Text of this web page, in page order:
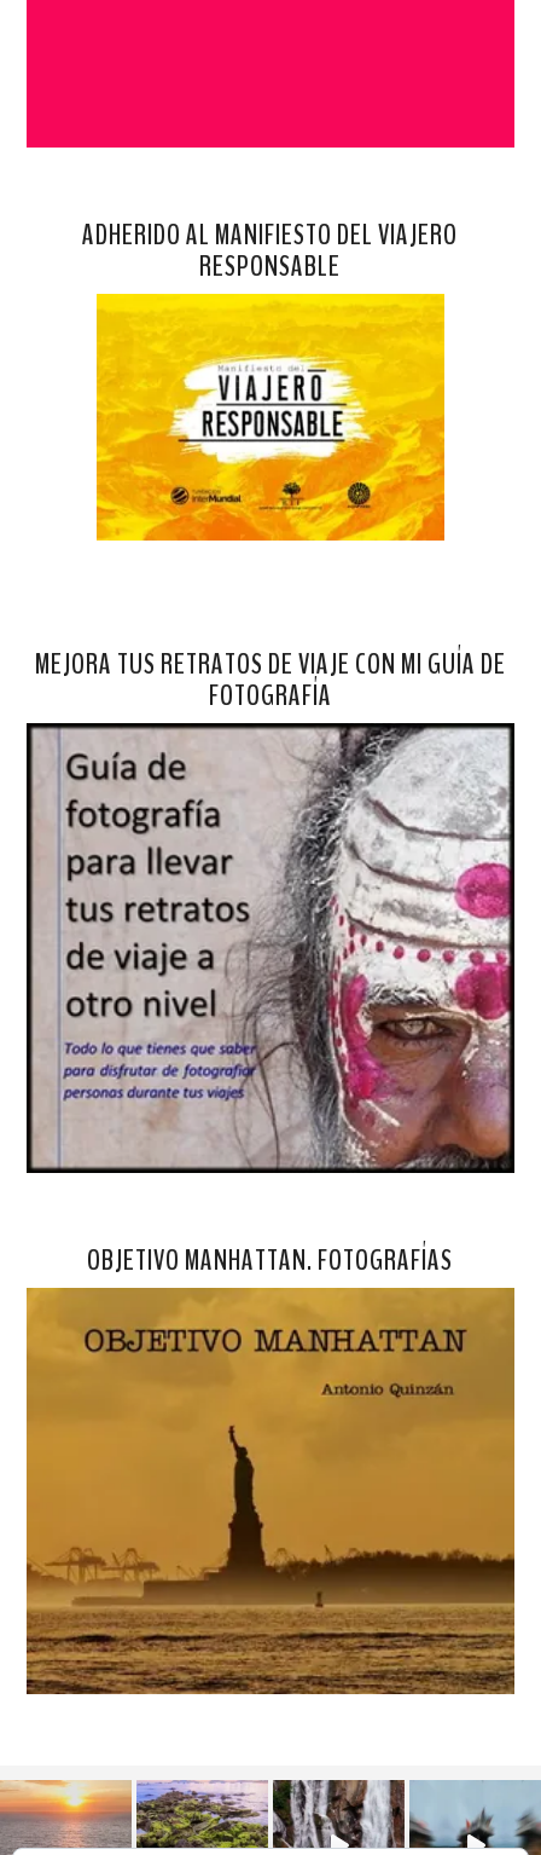
ADHERIDO AL MANIFIESTO DEL VIAJERO
RESPONSABLE
MEJORA TUS RETRATOS DE VIAJE CON MI GUÍA DE
FOTOGRAFÍA
OBJETIVO MANHATTAN. FOTOGRAFÍAS